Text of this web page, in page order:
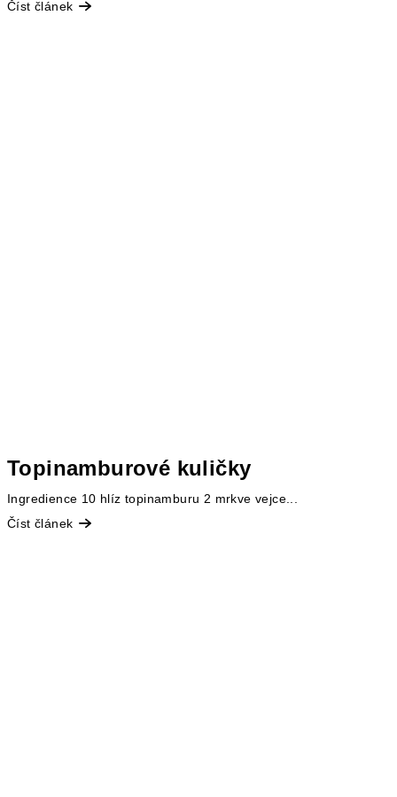
Číst článek
Topinamburové kuličky
Ingredience 10 hlíz topinamburu 2 mrkve vejce...
Číst článek